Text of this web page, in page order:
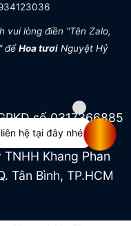
vui lòng điền "Tên Zalo,
đểHoa tươi Nguyệt Hỷ
số 0317366885
ngày 04/07/2022
Khang Phan
Tân Bình, TP.HCM
hệ tại đây nhé